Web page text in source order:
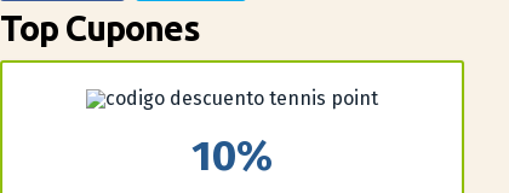
Top Cupones
10%